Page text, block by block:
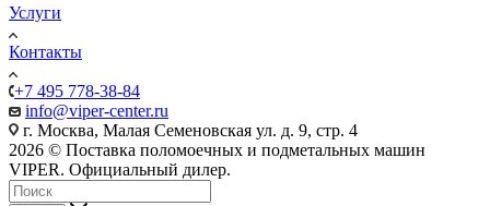
Услуги
Контакты
+7 495 778-38-84
info@viper-center.ru
г. Москва, Малая Семеновская ул. д. 9, стр. 4
2026 © Поставка поломоечных и подметальных машин
VIPER. Официальный дилер.